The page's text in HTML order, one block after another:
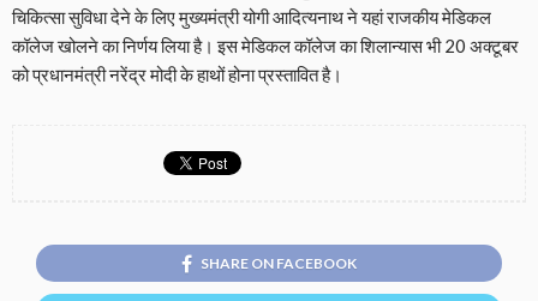
चिकित्सा सुविधा देने के लिए मुख्यमंत्री योगी आदित्यनाथ ने यहां राजकीय मेडिकल
कॉलेज खोलने का निर्णय लिया है। इस मेडिकल कॉलेज का शिलान्यास भी 20 अक्टूबर
को प्रधानमंत्री नरेंद्र मोदी के हाथों होना प्रस्तावित है।
SHARE ON FACEBOOK